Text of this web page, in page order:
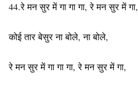
44.रे मन सुर में गा गा गा, रे मन सुर में गा,
कोई तार बेसुर ना बोले, ना बोले,
रे मन सुर में गा गा गा, रे मन सुर में गा,